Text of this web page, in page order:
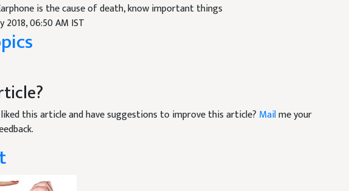
is the cause of death, know important things
2018, 06:50 AM IST
this article and have suggestions to improve this article? Mailme your